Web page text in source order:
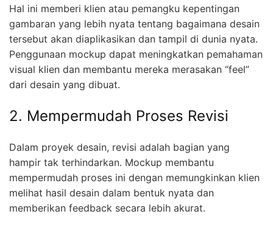
Hal ini memberi klien atau pemangku kepentingan
gambaran yang lebih nyata tentang bagaimana desain
tersebut akan diaplikasikan dan tampil di dunia nyata.
Penggunaan mockup dapat meningkatkan pemahaman
visual klien dan membantu mereka merasakan “feel”
dari desain yang dibuat.
2. Mempermudah Proses Revisi
Dalam proyek desain, revisi adalah bagian yang
hampir tak terhindarkan. Mockup membantu
mempermudah proses ini dengan memungkinkan klien
melihat hasil desain dalam bentuk nyata dan
memberikan feedback secara lebih akurat.